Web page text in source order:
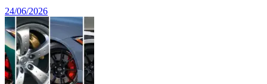
24/06/2026